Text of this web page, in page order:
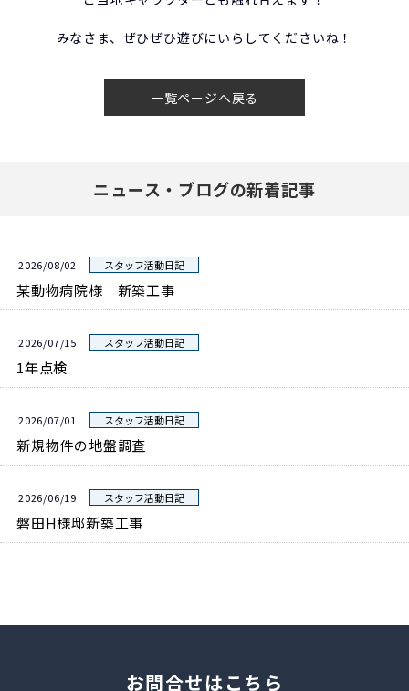
みなさま、ぜひぜひ遊びにいらしてくださいね！
一覧ページへ戻る
ニュース・ブログの新着記事
2026/08/02 スタッフ活動日記
某動物病院様 新築工事
2026/07/15 スタッフ活動日記
1年点検
2026/07/01 スタッフ活動日記
新規物件の地盤調査
2026/06/19 スタッフ活動日記
磐田H様邸新築工事
お問合せはこちら